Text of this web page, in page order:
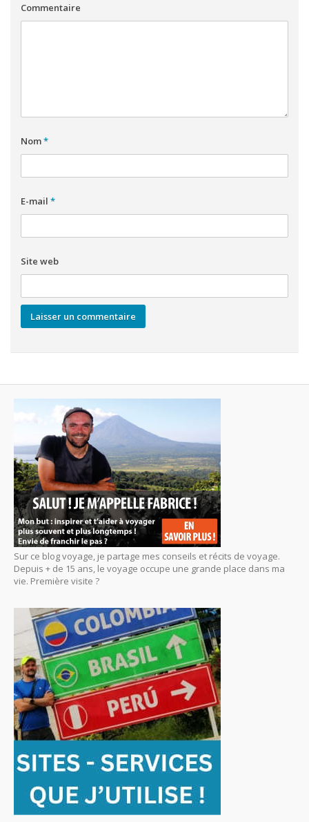
Commentaire
Nom*
E-mail *
Site web
Sur ce blog voyage, je partage mes conseils et récits de voyage.
Depuis + de 15 ans, le voyage occupe une grande place dans ma
vie. Première visite ?